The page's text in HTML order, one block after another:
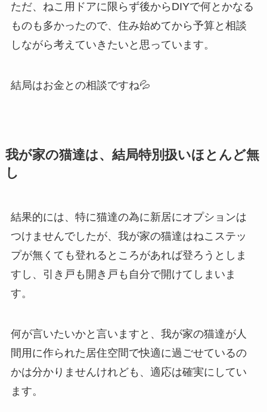
ただ、ねこ用ドアに限らず後からDIYで何とかなる
ものも多かったので、住み始めてから予算と相談
しながら考えていきたいと思っています。
結局はお金との相談ですね💦
我が家の猫達は、結局特別扱いほとんど無
し
結果的には、特に猫達の為に新居にオプションは
つけませんでしたが、我が家の猫達はねこステッ
プが無くても登れるところがあれば登ろうとしま
すし、引き戸も開き戸も自分で開けてしまいま
す。
何が言いたいかと言いますと、我が家の猫達が人
間用に作られた居住空間で快適に過ごせているの
かは分かりませんけれども、適応は確実にしてい
ます。